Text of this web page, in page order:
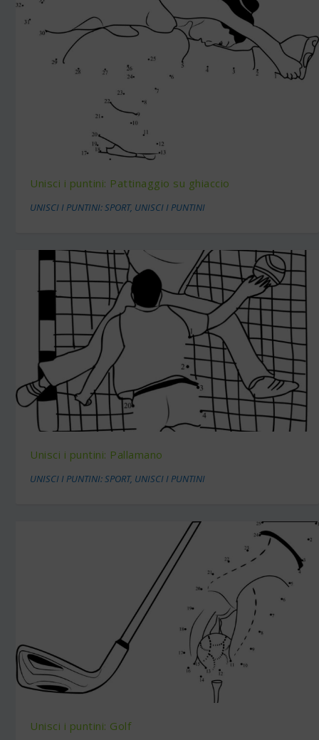
Unisci i puntini: Pattinaggio su ghiaccio
UNISCI I PUNTINI: SPORT, UNISCI I PUNTINI
Unisci i puntini: Pallamano
UNISCI I PUNTINI: SPORT, UNISCI I PUNTINI
Unisci i puntini: Golf